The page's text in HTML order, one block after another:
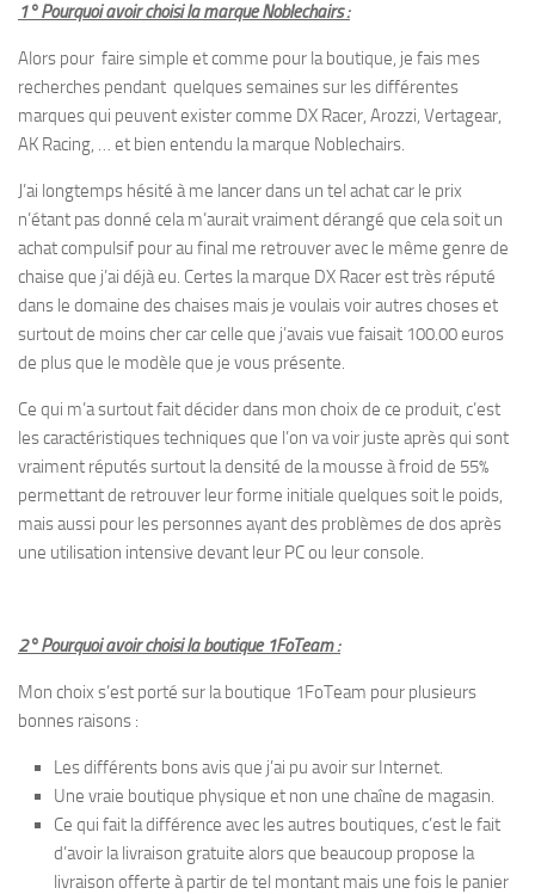
1° Pourquoi avoir choisi la marque Noblechairs :
Alors pour faire simple et comme pour la boutique, je fais mes
recherches pendant quelques semaines sur les différentes
marques qui peuvent exister comme DX Racer, Arozzi, Vertagear,
AK Racing, … et bien entendu la marque Noblechairs.
J’ai longtemps hésité à me lancer dans un tel achat car le prix
n’étant pas donné cela m’aurait vraiment dérangé que cela soit un
achat compulsif pour au final me retrouver avec le même genre de
chaise que j’ai déjà eu. Certes la marque DX Racer est très réputé
dans le domaine des chaises mais je voulais voir autres choses et
surtout de moins cher car celle que j’avais vue faisait 100.00 euros
de plus que le modèle que je vous présente.
Ce qui m’a surtout fait décider dans mon choix de ce produit, c’est
les caractéristiques techniques que l’on va voir juste après qui sont
vraiment réputés surtout la densité de la mousse à froid de 55%
permettant de retrouver leur forme initiale quelques soit le poids,
mais aussi pour les personnes ayant des problèmes de dos après
une utilisation intensive devant leur PC ou leur console.
2° Pourquoi avoir choisi la boutique 1FoTeam :
Mon choix s’est porté sur la boutique 1FoTeam pour plusieurs
bonnes raisons :
Les différents bons avis que j’ai pu avoir sur Internet.
Une vraie boutique physique et non une chaîne de magasin.
Ce qui fait la différence avec les autres boutiques, c’est le fait
d’avoir la livraison gratuite alors que beaucoup propose la
livraison offerte à partir de tel montant mais une fois le panier